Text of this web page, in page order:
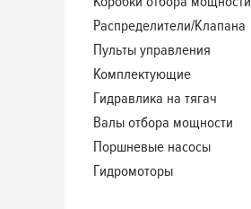
Распределители/Клапана
Пульты управления
Комплектующие
Гидравлика на тягач
Валы отбора мощности
Поршневые насосы
Гидромоторы